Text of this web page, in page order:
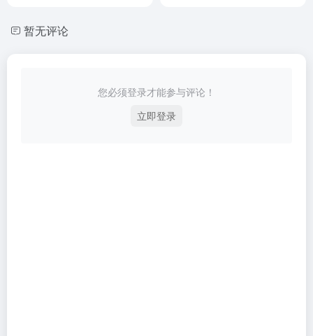
暂无评论
您必须登录才能参与评论！
立即登录